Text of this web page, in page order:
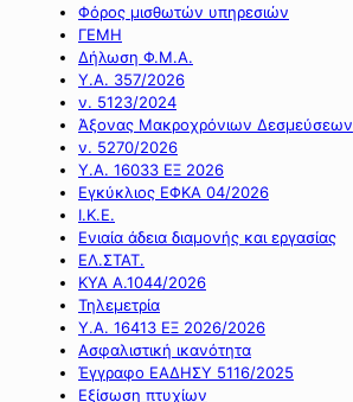
Φόρος μισθωτών υπηρεσιών
ΓΕΜΗ
Δήλωση Φ.Μ.Α.
Υ.Α. 357/2026
ν. 5123/2024
Άξονας Μακροχρόνιων Δεσμεύσεων
ν. 5270/2026
Υ.Α. 16033 ΕΞ 2026
Εγκύκλιος ΕΦΚΑ 04/2026
Ι.Κ.Ε.
Ενιαία άδεια διαμονής και εργασίας
ΕΛ.ΣΤΑΤ.
ΚΥΑ Α.1044/2026
Τηλεμετρία
Υ.Α. 16413 ΕΞ 2026/2026
Ασφαλιστική ικανότητα
Έγγραφο ΕΑΔΗΣΥ 5116/2025
Εξίσωση πτυχίων